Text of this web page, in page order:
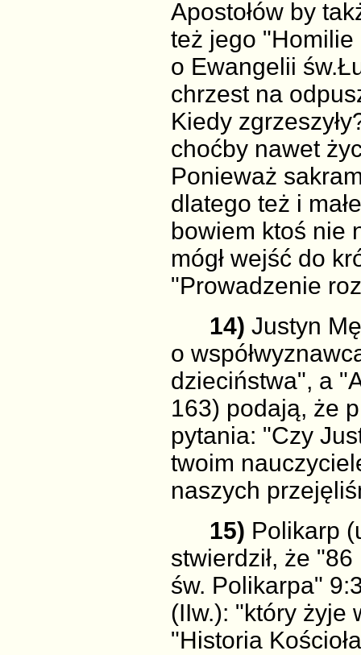
Apostołów by
też jego "Homilie
o Ewangelii
chrzest na
Kiedy
choćby nawet
Ponieważ
dlatego też i
bowiem ktoś nie
mógł wejść do
"Prowadzenie
14) Justyn
o
dzieciństwa", a
163) podają, że
pytania: "Czy
twoim
naszych
15) Polikarp
stwierdził, że
św. Polikarpa"
(IIw.): "który żyje
"Historia